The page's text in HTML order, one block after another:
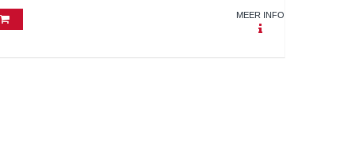
MEER INFO